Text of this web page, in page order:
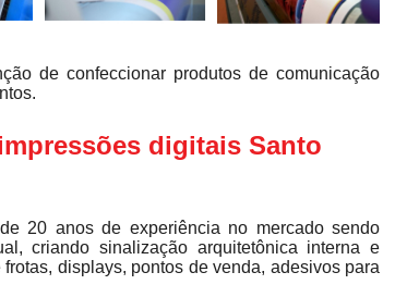
de confeccionar produtos de comunicação
digitais Santo
20 anos de experiência no mercado sendo
criando sinalização arquitetônica interna e
displays, pontos de venda, adesivos para